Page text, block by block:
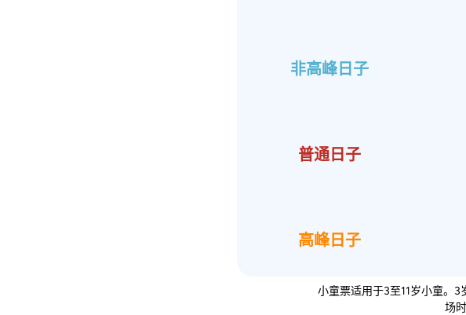
非高峰日子
普通日子
高峰日子
小童票适用于3至11岁小童。
场